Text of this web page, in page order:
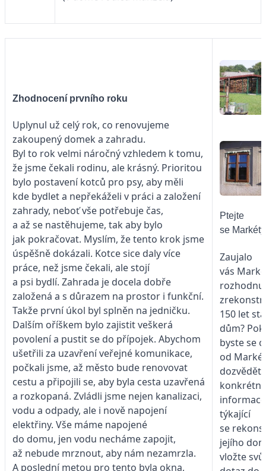
Zhodnocení prvního roku
Uplynul už celý rok, co renovujeme
zakoupený domek a zahradu.
Byl to rok velmi náročný vzhledem k tomu,
že jsme čekali rodinu, ale krásný. Prioritou
bylo postavení kotců pro psy, aby měli
kde bydlet a nepřekáželi v práci a založení
zahrady, neboť vše potřebuje čas,
a až se nastěhujeme, tak aby bylo
jak pokračovat. Myslím, že tento krok jsme
úspěšně dokázali. Kotce sice daly více
práce, než jsme čekali, ale stojí
a psi bydlí. Zahrada je docela dobře
založená a s důrazem na prostor i funkční.
Takže první úkol byl splněn na jedničku.
Dalším oříškem bylo zajistit veškerá
povolení a pustit se do přípojek. Abychom
ušetřili za uzavření veřejné komunikace,
počkali jsme, až město bude renovovat
cestu a připojili se, aby byla cesta uzavřená
a rozkopaná. Zvládli jsme nejen kanalizaci,
vodu a odpady, ale i nově napojení
elektřiny. Vše máme napojené
do domu, jen vodu necháme zapojit,
až nebude mrznout, aby nám nezamrzla.
A poslední metou pro tento byla okna,
Ptejte
se
Zaujalo
vás
150 let
dům?
byste se
od
dozvědět
konkrétní
informace
týkající
se
jejího
vložte svůj